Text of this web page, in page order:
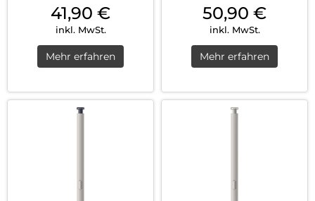
Charging Grau
41,90 €
inkl. MwSt.
Mehr erfahren
50,90 €
inkl. MwSt.
Mehr erfahren